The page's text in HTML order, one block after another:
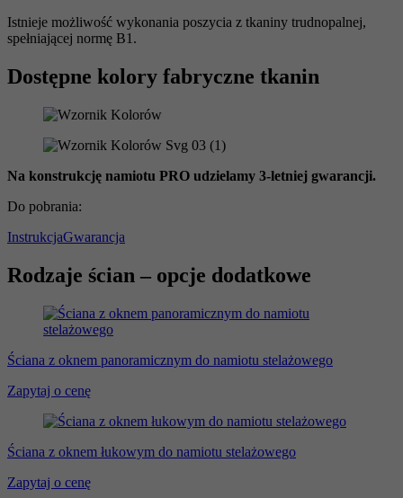
Istnieje możliwość wykonania poszycia z tkaniny trudnopalnej,
spełniającej normę B1.
Dostępne kolory fabryczne tkanin
Na konstrukcję namiotu PRO udzielamy 3-letniej gwarancji.
Do pobrania:
InstrukcjaGwarancja
Rodzaje ścian – opcje dodatkowe
Ściana z oknem panoramicznym do namiotu stelażowego
Zapytaj o cenę
Ściana z oknem łukowym do namiotu stelażowego
Zapytaj o cenę